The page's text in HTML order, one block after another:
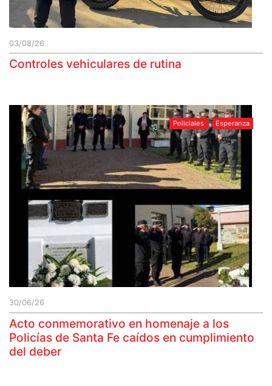
03/08/26
Controles vehiculares de rutina
Policiales Esperanza
30/06/26
Acto conmemorativo en homenaje a los
Policías de Santa Fe caídos en cumplimiento
del deber